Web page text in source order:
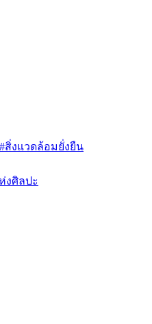
#สิ่งแวดล้อมยั่งยืน
งศิลปะ